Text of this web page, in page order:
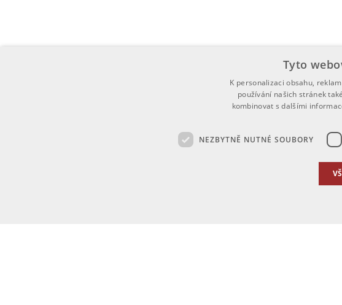
Tyto
K personalizaci obsahu,
používání našich stránek
kombinovat s dalšími
NEZBYTNĚ NUTNÉ SOUBORY